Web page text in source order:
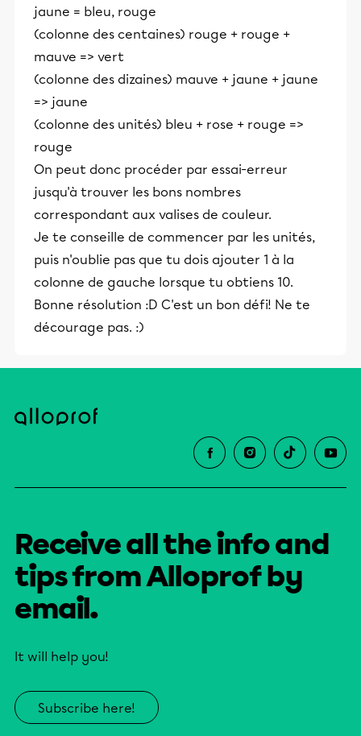
jaune = bleu, rouge
(colonne des centaines) rouge + rouge +
mauve => vert
(colonne des dizaines) mauve + jaune + jaune
=> jaune
(colonne des unités) bleu + rose + rouge =>
rouge
On peut donc procéder par essai-erreur
jusqu'à trouver les bons nombres
correspondant aux valises de couleur.
Je te conseille de commencer par les unités,
puis n'oublie pas que tu dois ajouter 1 à la
colonne de gauche lorsque tu obtiens 10.
Bonne résolution :D C'est un bon défi! Ne te
décourage pas. :)
Receive all the info and
tips from Alloprof by
email.
It will help you!
Subscribe here!